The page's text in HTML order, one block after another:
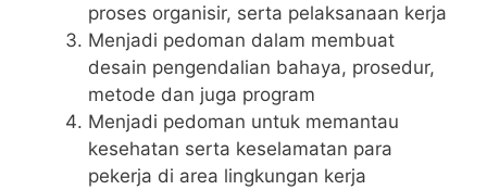
proses organisir, serta pelaksanaan kerja
Menjadi pedoman dalam membuat
desain pengendalian bahaya, prosedur,
metode dan juga program
Menjadi pedoman untuk memantau
kesehatan serta keselamatan para
pekerja di area lingkungan kerja